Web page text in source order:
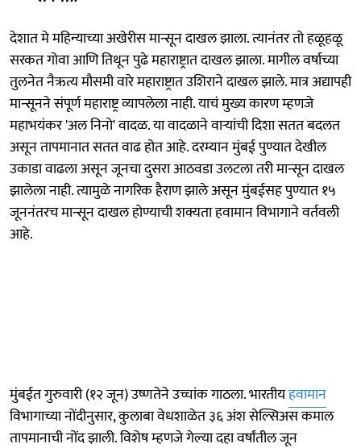
देशात मे महिन्याच्या अखेरीस मान्सून दाखल झाला. त्यानंतर तो हळूहळू
सरकत गोवा आणि तिथून पुढे महाराष्ट्रात दाखल झाला. मागील वर्षाच्या
तुलनेत नैऋत्य मौसमी वारे महाराष्ट्रात उशिराने दाखल झाले. मात्र अद्यापही
मान्सूनने संपूर्ण महाराष्ट्र व्यापलेला नाही. याचं मुख्य कारण म्हणजे
महाभयंकर 'अल निनो' वादळ. या वादळाने वाऱ्यांची दिशा सतत बदलत
असून तापमानात सतत वाढ होत आहे. दरम्यान मुंबई पुण्यात देखील
उकाडा वाढला असून जूनचा दुसरा आठवडा उलटला तरी मान्सून दाखल
झालेला नाही. त्यामुळे नागरिक हैराण झाले असून मुंबईसह पुण्यात १५
जूननंतरच मान्सून दाखल होण्याची शक्यता हवामान विभागाने वर्तवली
आहे.
मुंबईत गुरुवारी (१२ जून) उष्णतेने उच्चांक गाठला. भारतीयहवामान
विभागाच्या नोंदीनुसार, कुलाबा वेधशाळेत ३६ अंश सेल्सिअस कमाल
तापमानाची नोंद झाली. विशेष म्हणजे गेल्या दहा वर्षांतील जून